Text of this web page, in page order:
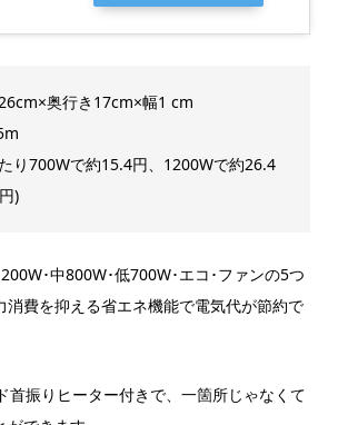
奥行き17cm×幅1 cm
り700Wで約15.4円、1200Wで約26.4
)
･中800W･低700W･エコ･ファンの5つ
消費を抑える省エネ機能で電気代が節約で
首振りヒーター付きで、一箇所じゃなくて